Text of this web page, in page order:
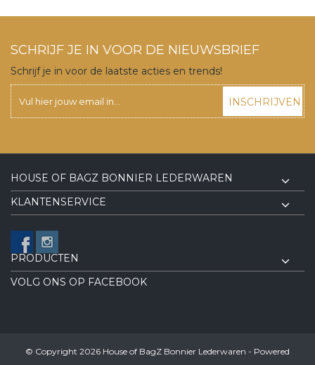
SCHRIJF JE IN VOOR DE NIEUWSBRIEF
Schrijf je in voor de laatste acties en trends!
INSCHRIJVEN
HOUSE OF BAGZ BONNIER LEDERWAREN
KLANTENSERVICE
PRODUCTEN
VOLG ONS OP FACEBOOK
© Copyright 2026 House of BagZ Bonnier Lederwaren - Powered